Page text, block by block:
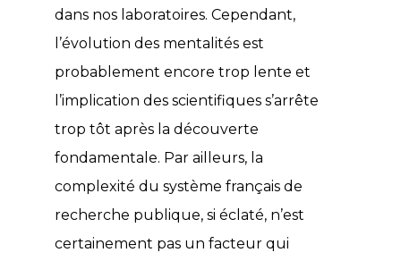
dans nos laboratoires. Cependant,
l’évolution des mentalités est
probablement encore trop lente et
l’implication des scientifiques s’arrête
trop tôt après la découverte
fondamentale. Par ailleurs, la
complexité du système français de
recherche publique, si éclaté, n’est
certainement pas un facteur qui